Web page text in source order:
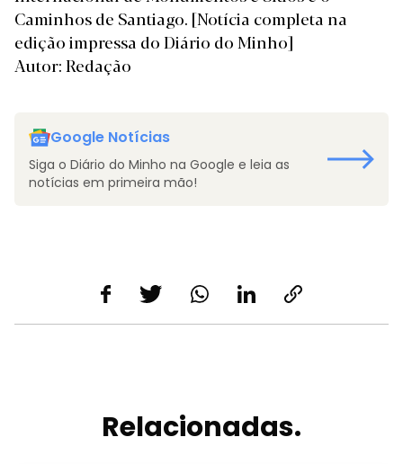
Caminhos de Santiago. [Notícia completa na
edição impressa do Diário do Minho]
Autor: Redação
Google Notícias
Siga o Diário do Minho na Google e leia as
notícias em primeira mão!
Relacionadas.